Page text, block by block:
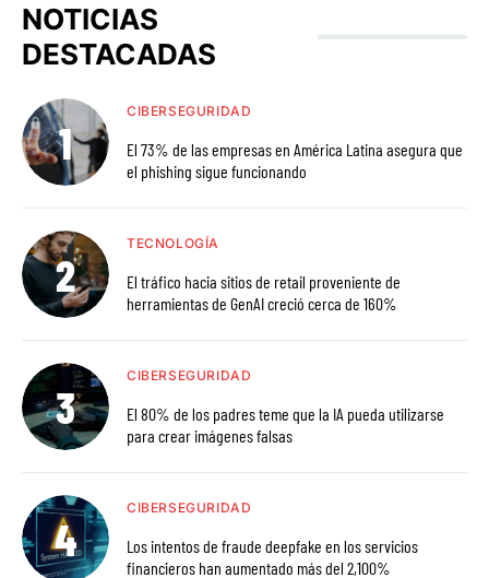
NOTICIAS
DESTACADAS
CIBERSEGURIDAD
El 73% de las empresas en América Latina asegura que
el phishing sigue funcionando
TECNOLOGÍA
El tráfico hacia sitios de retail proveniente de
herramientas de GenAI creció cerca de 160%
CIBERSEGURIDAD
El 80% de los padres teme que la IA pueda utilizarse
para crear imágenes falsas
CIBERSEGURIDAD
Los intentos de fraude deepfake en los servicios
financieros han aumentado más del 2,100%